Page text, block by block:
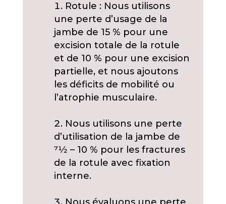
Rotule : Nous utilisons
une perte d’usage de la
jambe de 15 % pour une
excision totale de la rotule
et de 10 % pour une excision
partielle, et nous ajoutons
les déficits de mobilité ou
l’atrophie musculaire.
Nous utilisons une perte
d’utilisation de la jambe de
71⁄2 – 10 % pour les fractures
de la rotule avec fixation
interne.